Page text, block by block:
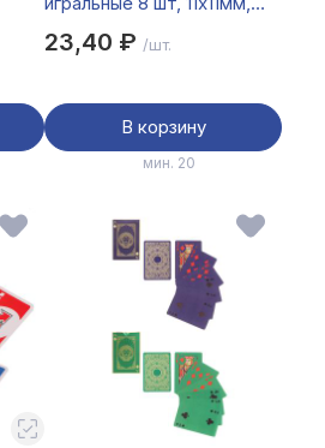
23,40 ₽ /шт.
В корзину
мин. 20